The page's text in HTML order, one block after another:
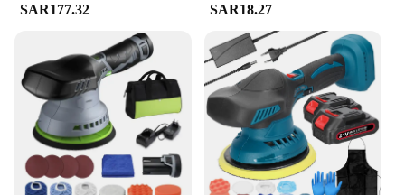
SAR177.32 SAR18.27